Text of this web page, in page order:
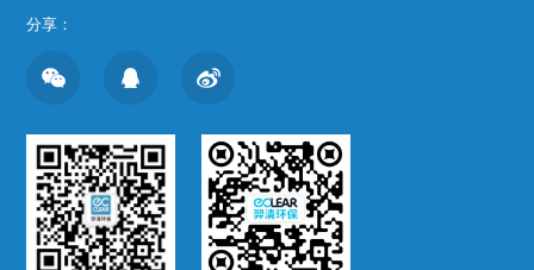
分享：